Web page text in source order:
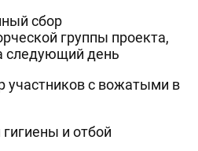
сбор
группы проекта,
следующий день
участников с вожатыми в
и отбой